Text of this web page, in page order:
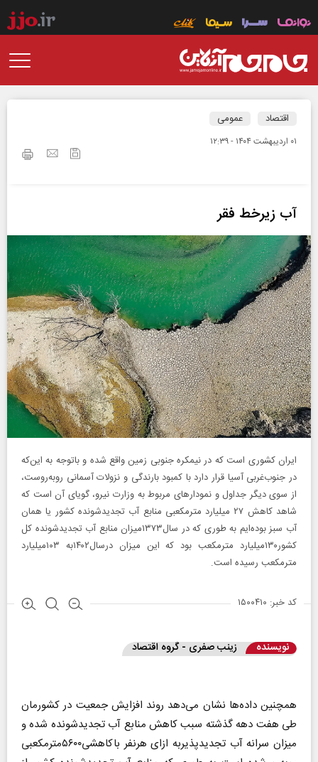
اقتصاد عمومی
۰۱ ارديبهشت ۱۴۰۴ - ۱۲:۳۹
آب زیرخط فقر
ایران کشوری است که در نیمکره جنوبی زمین واقع شده و باتوجه به این‌که
در جنوب‌غربی آسیا قرار دارد با کمبود بارندگی و نزولات آسمانی روبه‌روست،
از سوی دیگر جداول و نمودارهای مربوط به وزارت نیرو، گویای آن است که
شاهد کاهش ۲۷ میلیارد مترمکعبی منابع آب تجدیدشونده کشور یا همان
آب سبز بوده‌ایم به طوری که در سال۱۳۷۳میزان منابع آب تجدیدشونده کل
کشور۱۳۰میلیارد مترمکعب بود که این میزان درسال۱۴۰۲به ۱۰۳میلیارد
مترمکعب رسیده است.
کد خبر: ۱۵۰۰۴۱۰
نویسنده زینب صفری - گروه اقتصاد
همچنین داده‌ها نشان می‌دهد روند افزایش جمعیت در کشورمان
طی هفت دهه گذشته سبب کاهش منابع آب تجدیدشونده شده و
میزان سرانه آب تجدیدپذیربه ازای هرنفر باکاهشی۵۶۰۰مترمکعبی